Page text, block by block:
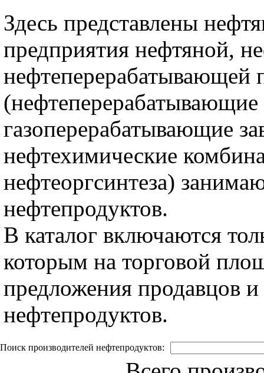
Здесь представлены
предприятия нефтяной,
газоперерабатывающие
нефтехимические
нефтеоргсинтеза)
нефтепродуктов.
В каталог включаются
которым на торговой
предложения продавцов и
нефтепродуктов.
Поиск производителей нефтепродуктов: